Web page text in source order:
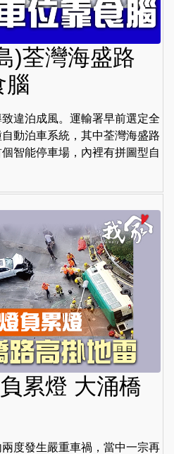
)荃灣海盛路
腦
違泊成風。運輸署早前選定全
動泊車系統，其中荃灣海盛路
智能停車場，內裡有拼圖型自
累燈 大涌橋
度發生嚴重車禍，當中一宗再